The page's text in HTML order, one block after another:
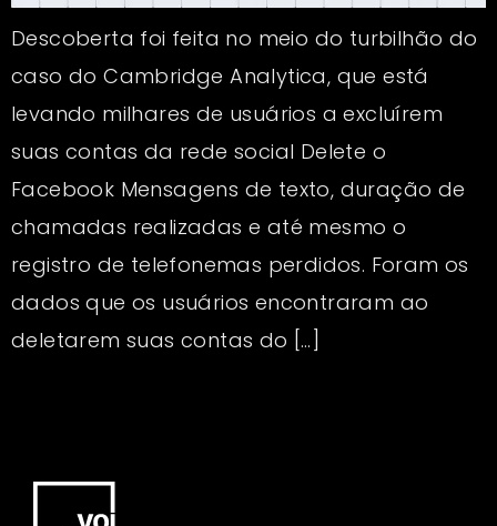
Descoberta foi feita no meio do turbilhão do
caso do Cambridge Analytica, que está
levando milhares de usuários a excluírem
suas contas da rede social Delete o
Facebook Mensagens de texto, duração de
chamadas realizadas e até mesmo o
registro de telefonemas perdidos. Foram os
dados que os usuários encontraram ao
deletarem suas contas do […]